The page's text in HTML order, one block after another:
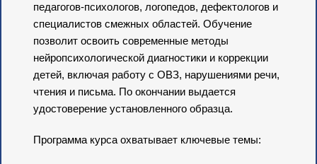
педагогов-психологов, логопедов, дефектологов и
специалистов смежных областей. Обучение
позволит освоить современные методы
нейропсихологической диагностики и коррекции
детей, включая работу с ОВЗ, нарушениями речи,
чтения и письма. По окончании выдается
удостоверение установленного образца.
Программа курса охватывает ключевые темы: